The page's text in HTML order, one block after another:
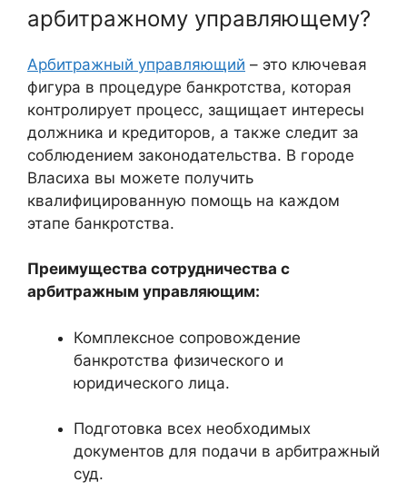
арбитражному управляющему?
Арбитражный управляющий – это ключевая
фигура в процедуре банкротства, которая
контролирует процесс, защищает интересы
должника и кредиторов, а также следит за
соблюдением законодательства. В городе
Власиха вы можете получить
квалифицированную помощь на каждом
этапе банкротства.
Преимущества сотрудничества с
арбитражным управляющим:
Комплексное сопровождение
банкротства физического и
юридического лица.
Подготовка всех необходимых
документов для подачи в арбитражный
суд.